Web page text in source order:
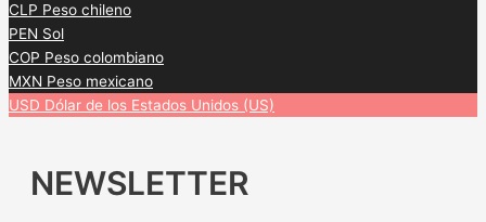
CLP Peso chileno
PEN Sol
COP Peso colombiano
MXN Peso mexicano
USD Dólar de los Estados Unidos (US)
NEWSLETTER